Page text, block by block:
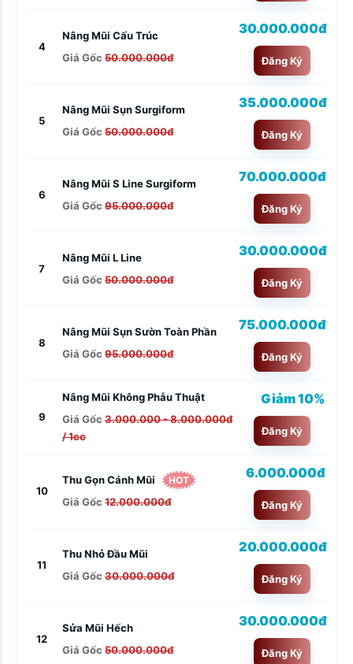
4
Nâng Mũi Cấu Trúc
Giá Gốc 50.000.000đ
30.000.000đ
Đăng Ký
5
Nâng Mũi Sụn Surgiform
Giá Gốc 50.000.000đ
35.000.000đ
Đăng Ký
6
Nâng Mũi S Line Surgiform
Giá Gốc 95.000.000đ
70.000.000đ
Đăng Ký
7
Nâng Mũi L Line
Giá Gốc 50.000.000đ
30.000.000đ
Đăng Ký
8
Nâng Mũi Sụn Sườn Toàn Phần
Giá Gốc 95.000.000đ
75.000.000đ
Đăng Ký
9
Nâng Mũi Không Phẫu Thuật
Giá Gốc 3.000.000 - 8.000.000đ
/ 1cc
Giảm 10%
Đăng Ký
10
Thu Gọn Cánh Mũi HOT
Giá Gốc 12.000.000đ
6.000.000đ
Đăng Ký
11
Thu Nhỏ Đầu Mũi
Giá Gốc 30.000.000đ
20.000.000đ
Đăng Ký
12
Sửa Mũi Hếch
Giá Gốc 50.000.000đ
30.000.000đ
Đăng Ký